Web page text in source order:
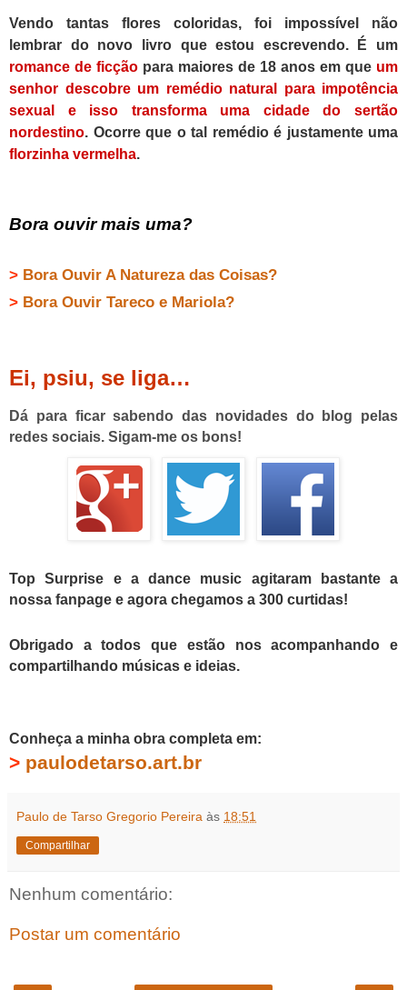
Vendo tantas flores coloridas, foi impossível não
lembrar do novo livro que estou escrevendo. É um
romance de ficção para maiores de 18 anos em que um
senhor descobre um remédio natural para impotência
sexual e isso transforma uma cidade do sertão
nordestino. Ocorre que o tal remédio é justamente uma
florzinha vermelha.
Bora ouvir mais uma?
> Bora Ouvir A Natureza das Coisas?
> Bora Ouvir Tareco e Mariola?
Ei, psiu, se liga…
Dá para ficar sabendo das novidades do blog pelas
redes sociais. Sigam-me os bons!
Top Surprise e a dance music agitaram bastante a
nossa fanpage e agora chegamos a 300 curtidas!
Obrigado a todos que estão nos acompanhando e
compartilhando músicas e ideias.
Conheça a minha obra completa em:
> paulodetarso.art.br
Paulo de Tarso Gregorio Pereira às 18:51
Compartilhar
Nenhum comentário:
Postar um comentário